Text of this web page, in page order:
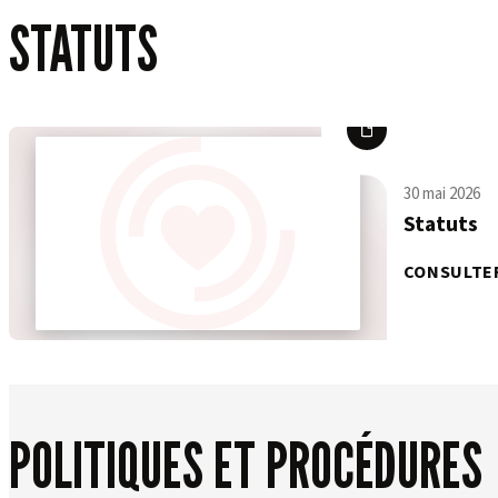
STATUTS
30 mai 2026
Statuts
POLITIQUES ET PROCÉDURES